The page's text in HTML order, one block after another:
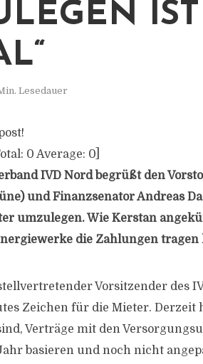
IST
Lesedauer
0 Average: 0
IVD Nord begrüßt den
und Finanzsenator Andreas
umzulegen. Wie Kerstan
die Zahlungen tragen
Vorsitzender des
Zeichen für die Mieter. Derzeit
Verträge mit den
basieren und noch nicht